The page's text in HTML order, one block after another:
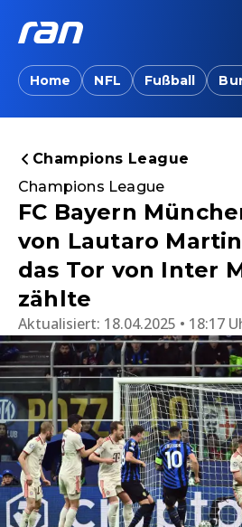
Home NFL Fußball
Champions League
Champions League
FC Bayern
von Lautaro
das Tor von Inter
zählte
Aktualisiert: 18.04.2025 • 18:17